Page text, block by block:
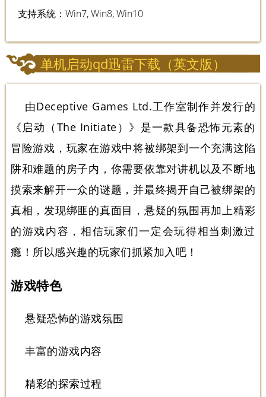
支持系统：Win7, Win8, Win10
单机启动qd迅雷下载（英文版）
由Deceptive Games Ltd.工作室制作并发行的
《启动（The Initiate）》是一款具备恐怖元素的
冒险游戏，玩家在游戏中将被绑架到一个充满这陷
阱和难题的房子内，你需要依靠对讲机以及不断地
摸索来解开一众的谜题，并最终揭开自己被绑架的
真相，发现绑匪的真面目，悬疑的氛围再加上精彩
的游戏内容，相信玩家们一定会玩得相当刺激过
瘾！所以感兴趣的玩家们抓紧加入吧！
游戏特色
悬疑恐怖的游戏氛围
丰富的游戏内容
精彩的探索过程